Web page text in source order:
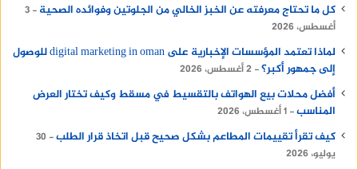
كل ما تحتاج معرفته عن الخبز الخالي من الجلوتين وفوائده الصحية
3
أغسطس، 2026
لماذا تعتمد المؤسسات الإخبارية على digital marketing in oman للوصول
إلى جمهور أكبر؟ 2 أغسطس، 2026
أفضل محلات بيع الهواتف بالتقسيط في مسقط وكيف تختار العرض
المناسب 1 أغسطس، 2026
كيف تقرأ تقييمات المطاعم بشكل صحيح قبل اتخاذ قرار الطلب
30
يوليو، 2026